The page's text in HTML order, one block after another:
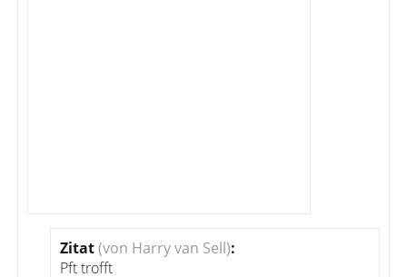
Zitat(von Harry van Sell):
Pft trofft